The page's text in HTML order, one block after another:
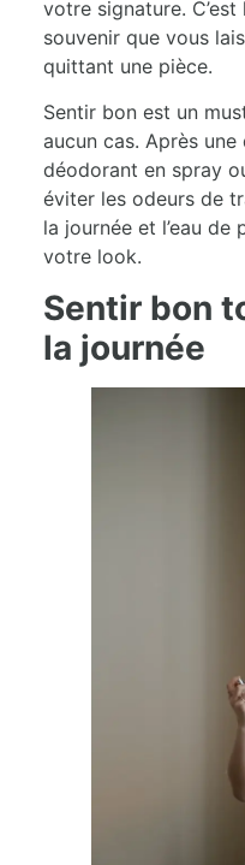
votre signature.
souvenir que vous
quittant une pièce.
Sentir bon est un
aucun cas. Après
déodorant en spray
éviter les odeurs de
la journée et l’eau
votre look.
Sentir bon
la journée